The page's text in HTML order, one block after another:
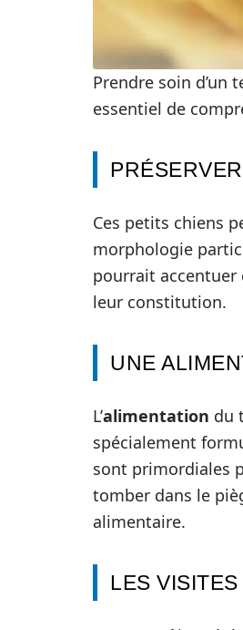
Prendre soin d’un
essentiel de
Ces petits chiens
morphologie
pourrait accentuer
leur constitution.
UNE
L’alimentation du
spécialement
sont primordiales
tomber dans le
alimentaire.
LES